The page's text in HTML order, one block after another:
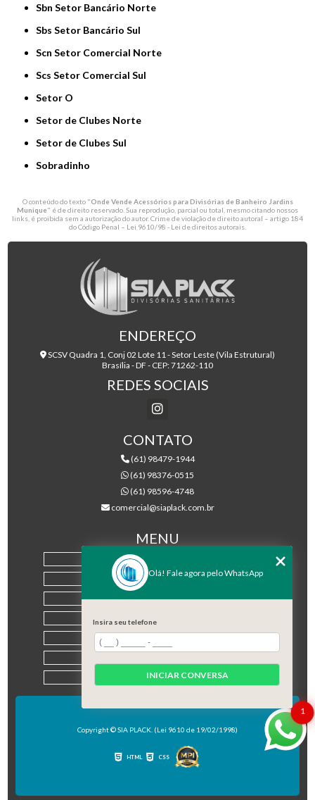
Sbn Setor Bancário Norte
Sbs Setor Bancário Sul
Scn Setor Comercial Norte
Scs Setor Comercial Sul
Setor O
Setor de Clubes Norte
Setor de Clubes Sul
Sobradinho
O conteúdo do texto "Onde Vende Acessórios para Divisórias de Banheiro Jardins
Munique" é de direito reservado. Sua reprodução, parcial ou total, mesmo citando nossos
links, é proibida sem a autorização do autor. Crime de violação de direito autoral – artigo 184
do Código Penal – Lei 9610/98 - Lei de direitos autorais
ENDEREÇO
SCSV Quadra 1, Conj 02 Lote 11 - Setor Leste (Vila Estrutural)
Brasília - DF - CEP: 71262-110
REDES SOCIAIS
CONTATO
(61) 98479-1944
(61) 98376-0515
(61) 98596-4748
comercial@siaplack.com.br
MENU
EMPRESA
PRODUTOS
MAPA DO SITE
Copyright © SIA PLACK. (Lei 9610 de 19/02/1998)
HTML CSS
1
Olá! Fale agora pelo WhatsApp
Insira seu telefone
INICIAR CONVERSA